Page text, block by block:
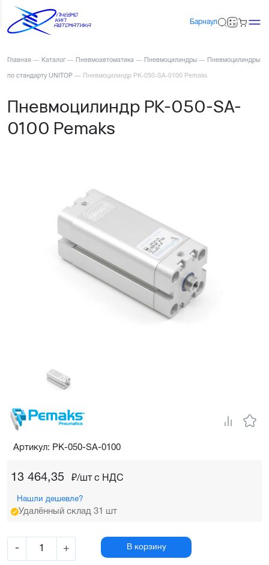
Барнаул
Главная — Каталог — Пневмоавтоматика — Пневмоцилиндры — Пневмоцилиндры
по стандарту UNITOP — Пневмоцилиндр PK-050-SA-0100 Pemaks
Пневмоцилиндр PK-050-SA-
0100 Pemaks
13 464,35 ₽/шт c НДС
Нашли дешевле?
Удалённый склад 31 шт
- + В корзину
Артикул: PK-050-SA-0100